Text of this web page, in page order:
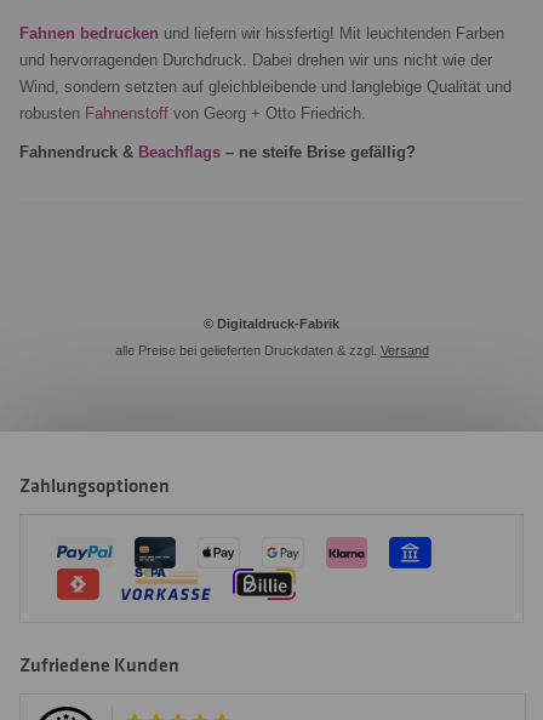
Fahnen bedrucken und liefern wir hissfertig! Mit leuchtenden Farben
und hervorragenden Durchdruck. Dabei drehen wir uns nicht wie der
Wind, sondern setzten auf gleichbleibende und langlebige Qualität und
robusten Fahnenstoff von Georg + Otto Friedrich.
Fahnendruck & Beachflags – ne steife Brise gefällig?
© Digitaldruck-Fabrik
alle Preise bei gelieferten Druckdaten & zzgl. Versand
Zahlungsoptionen
Zufriedene Kunden